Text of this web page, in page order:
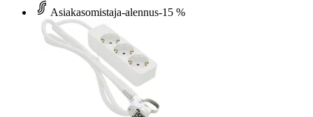
Asiakasomistaja-alennus-15 %